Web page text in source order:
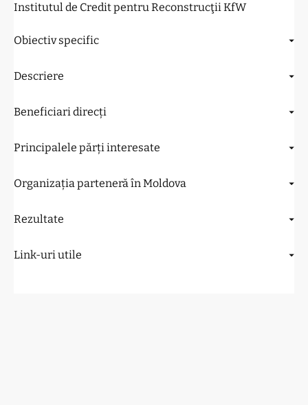
Institutul de Credit pentru Reconstrucţii KfW
Obiectiv specific
Descriere
Beneficiari direcți
Principalele părți interesate
Organizația parteneră în Moldova
Rezultate
Link-uri utile